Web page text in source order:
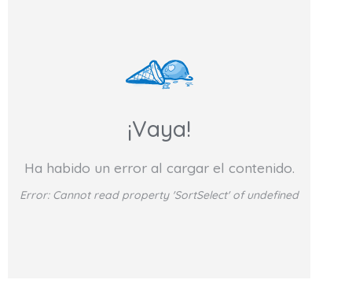
¡Vaya!
Ha habido un error al cargar el contenido.
Error: Cannot read property 'SortSelect' of undefined